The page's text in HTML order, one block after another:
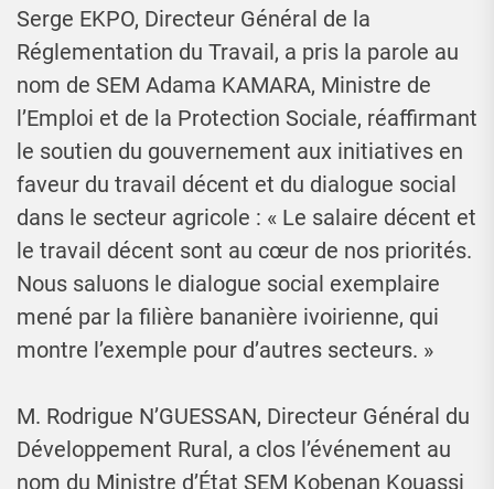
Serge EKPO, Directeur Général de la
Réglementation du Travail, a pris la parole au
nom de SEM Adama KAMARA, Ministre de
l’Emploi et de la Protection Sociale, réaffirmant
le soutien du gouvernement aux initiatives en
faveur du travail décent et du dialogue social
dans le secteur agricole : « Le salaire décent et
le travail décent sont au cœur de nos priorités.
Nous saluons le dialogue social exemplaire
mené par la filière bananière ivoirienne, qui
montre l’exemple pour d’autres secteurs. »
M. Rodrigue N’GUESSAN, Directeur Général du
Développement Rural, a clos l’événement au
nom du Ministre d’État SEM Kobenan Kouassi